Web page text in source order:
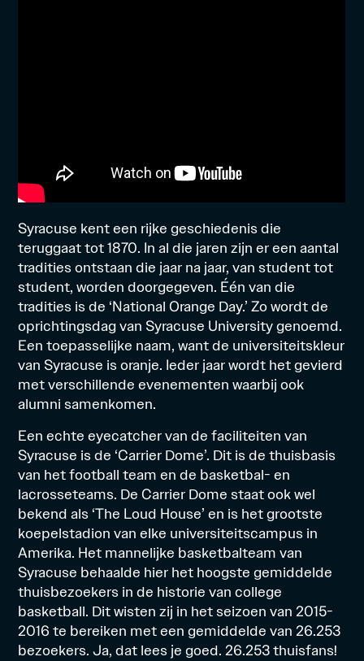
Syracuse kent een rijke geschiedenis die
teruggaat tot 1870. In al die jaren zijn er een aantal
tradities ontstaan die jaar na jaar, van student tot
student, worden doorgegeven. Één van die
tradities is de ‘National Orange Day.’ Zo wordt de
oprichtingsdag van Syracuse University genoemd.
Een toepasselijke naam, want de universiteitskleur
van Syracuse is oranje. Ieder jaar wordt het gevierd
met verschillende evenementen waarbij ook
alumni samenkomen.
Een echte eyecatcher van de faciliteiten van
Syracuse is de ‘Carrier Dome’. Dit is de thuisbasis
van het football team en de basketbal- en
lacrosseteams. De Carrier Dome staat ook wel
bekend als ‘The Loud House’ en is het grootste
koepelstadion van elke universiteitscampus in
Amerika. Het mannelijke basketbalteam van
Syracuse behaalde hier het hoogste gemiddelde
thuisbezoekers in de historie van college
basketball. Dit wisten zij in het seizoen van 2015-
2016 te bereiken met een gemiddelde van 26.253
bezoekers. Ja, dat lees je goed. 26.253 thuisfans!